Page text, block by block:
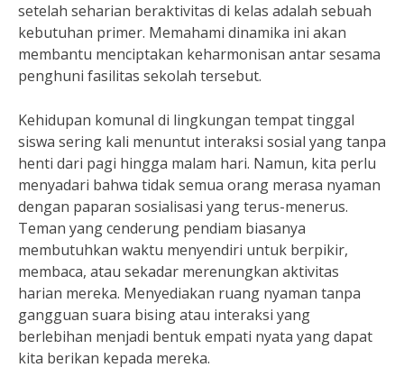
setelah seharian beraktivitas di kelas adalah sebuah
kebutuhan primer. Memahami dinamika ini akan
membantu menciptakan keharmonisan antar sesama
penghuni fasilitas sekolah tersebut.
Kehidupan komunal di lingkungan tempat tinggal
siswa sering kali menuntut interaksi sosial yang tanpa
henti dari pagi hingga malam hari. Namun, kita perlu
menyadari bahwa tidak semua orang merasa nyaman
dengan paparan sosialisasi yang terus-menerus.
Teman yang cenderung pendiam biasanya
membutuhkan waktu menyendiri untuk berpikir,
membaca, atau sekadar merenungkan aktivitas
harian mereka. Menyediakan ruang nyaman tanpa
gangguan suara bising atau interaksi yang
berlebihan menjadi bentuk empati nyata yang dapat
kita berikan kepada mereka.